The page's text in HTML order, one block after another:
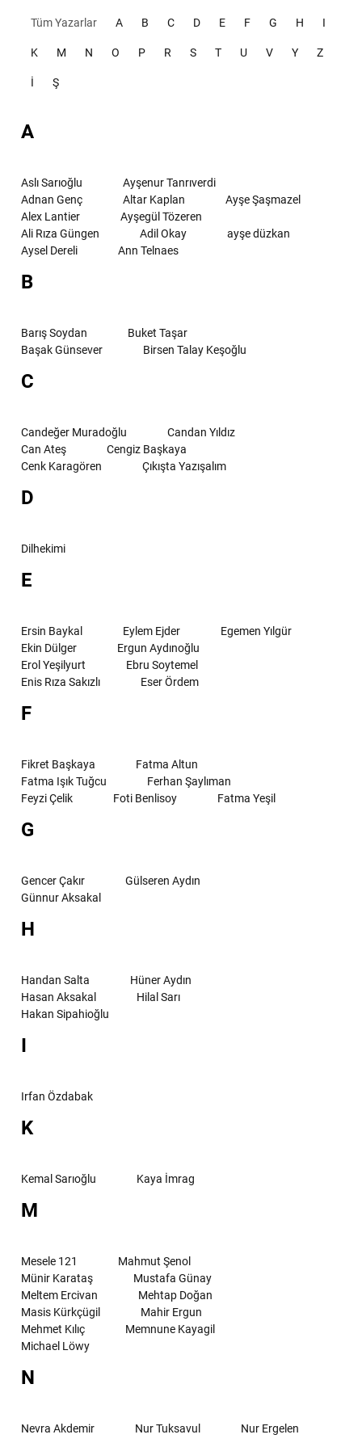
Tüm Yazarlar A B C D E F G H I
K M N O P R S T U V Y Z
İ Ş
A
Aslı Sarıoğlu
Ayşenur Tanrıverdi
Adnan Genç
Altar Kaplan
Ayşe Şaşmazel
Alex Lantier
Ayşegül Tözeren
Ali Rıza Güngen
Adil Okay
ayşe düzkan
Aysel Dereli
Ann Telnaes
B
Barış Soydan
Buket Taşar
Başak Günsever
Birsen Talay Keşoğlu
C
Candeğer Muradoğlu
Candan Yıldız
Can Ateş
Cengiz Başkaya
Cenk Karagören
Çıkışta Yazışalım
D
Dilhekimi
E
Ersin Baykal Eylem Ejder
Egemen Yılgür
Ekin Dülger
Ergun Aydınoğlu
Erol Yeşilyurt
Ebru Soytemel
Enis Rıza Sakızlı
Eser Ördem
F
Fikret Başkaya
Fatma Altun
Fatma Işık Tuğcu
Ferhan Şaylıman
Feyzi Çelik
Foti Benlisoy Fatma Yeşil
G
Gencer Çakır
Gülseren Aydın
Günnur Aksakal
H
Handan Salta
Hüner Aydın
Hasan Aksakal
Hilal Sarı
Hakan Sipahioğlu
I
Irfan Özdabak
K
Kemal Sarıoğlu Kaya İmrag
M
Mesele 121
Mahmut Şenol
Münir Karataş
Mustafa Günay
Meltem Ercivan
Mehtap Doğan
Masis Kürkçügil
Mahir Ergun
Mehmet Kılıç
Memnune Kayagil
Michael Löwy
N
Nevra Akdemir Nur Tuksavul Nur Ergelen